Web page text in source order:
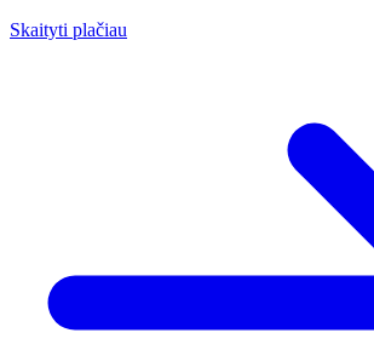
Skaityti plačiau